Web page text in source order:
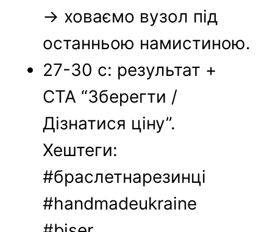
→ ховаємо вузол під
останньою намистиною.
27-30 с: результат +
CTA “Зберегти /
Дізнатися ціну”.
Хештеги:
#браслетнарезинці
#handmadeukraine